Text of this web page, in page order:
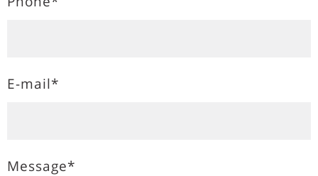
E-mail*
Message*